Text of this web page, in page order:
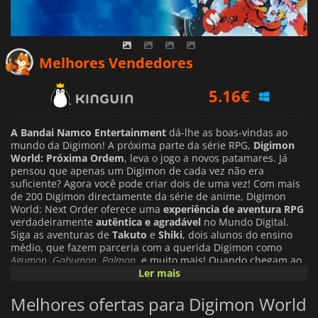
Melhores Vendedores
5.73€
6.99€
A Bandai Namco Entertainment dá-lhe as boas-vindas ao
mundo da Digimon! A próxima parte da série RPG, Digimon
World: Próxima Ordem, leva o jogo a novos patamares. Já
pensou que apenas um Digimon de cada vez não era
suficiente? Agora você pode criar dois de uma vez! Com mais
de 200 Digimon directamente da série de anime, Digimon
World: Next Order oferece uma experiência de aventura RPG
verdadeiramente autêntica e agradável no Mundo Digital.
Siga as aventuras de Takuto e Shiki, dois alunos do ensino
médio, que fazem parceria com a querida Digimon como
Agumon Gabumon Palmon , e muito mais! Quando chegam ao
Mundo Digital, ele já está sitiado pelos
Mundo Digital, fazendo com que ele caia no caos total.
Takuto, Shiki e alguns dos seus outros amigos terão de
Ler mais
Melhores ofertas para Digimon World